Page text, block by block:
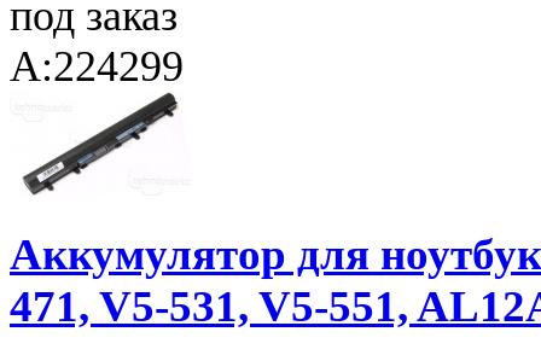
под заказ
A:224299
Аккумулятор для
471, V5-531, V5-551,